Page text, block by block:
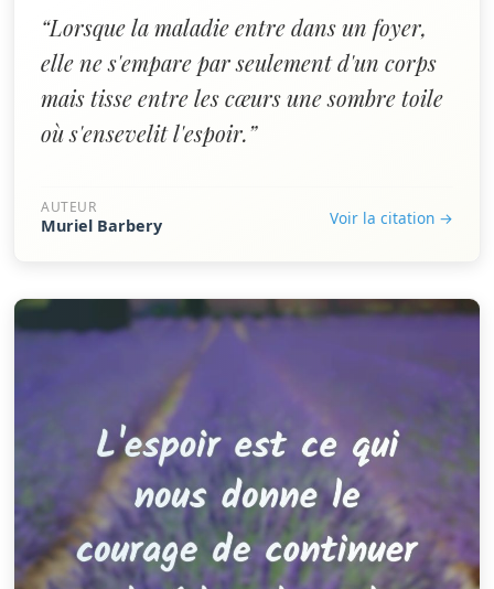
“Lorsque la maladie entre dans un foyer,
elle ne s'empare par seulement d'un corps
mais tisse entre les cœurs une sombre toile
où s'ensevelit l'espoir.”
AUTEUR
Muriel Barbery Voir la citation →